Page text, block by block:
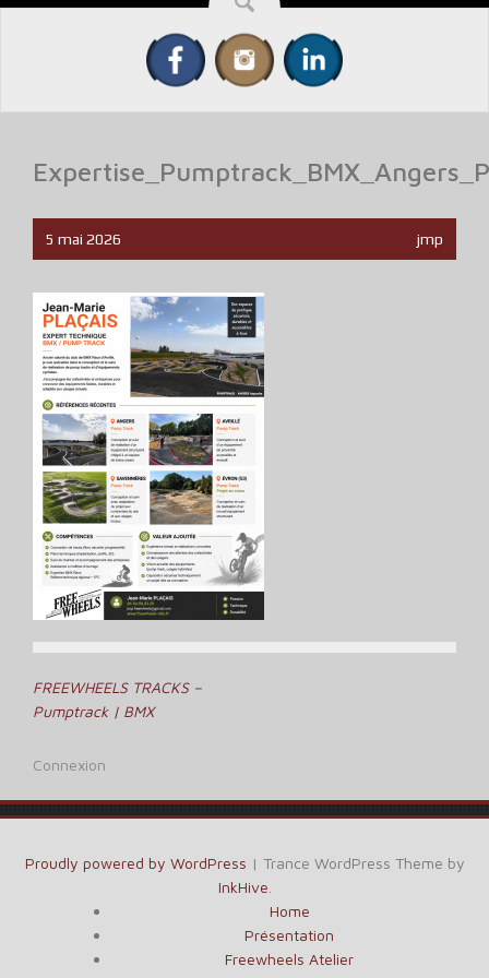
5 mai 2026 jmp
Navigation
de
l’article
FREEWHEELS TRACKS –
Pumptrack | BMX
Connexion
Proudly powered by WordPress | Trance WordPress Theme by
InkHive
Home
Présentation
Freewheels Atelier